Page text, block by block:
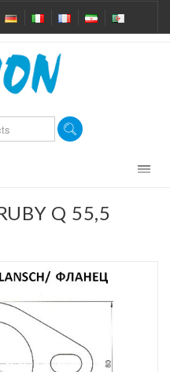
Q 55,5